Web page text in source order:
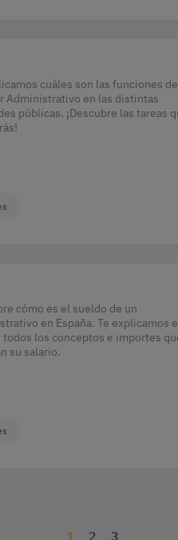
cuáles son las funciones
Administrativo en las distintas
públicas. ¡Descubre las tareas
cómo es el sueldo de un
en España. Te explicamos
todos los conceptos e importes
su salario.
1 2 3